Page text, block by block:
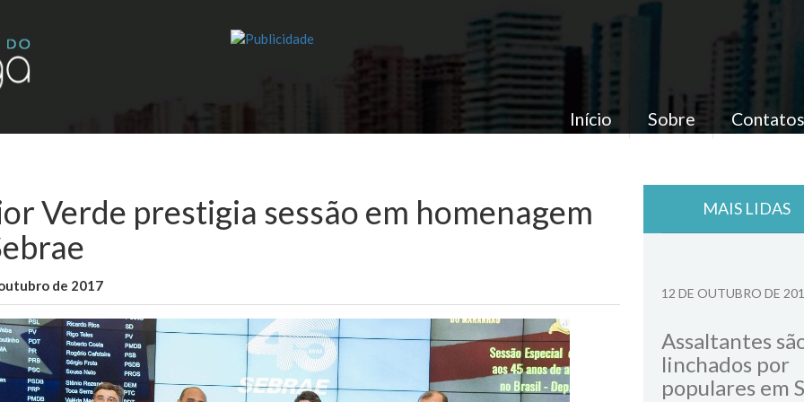
Início Sobre Contatos
Verde prestigia sessão em homenagem
de 2017
MAIS LIDAS
12 DE OUTUBRO DE
Assaltantes
linchados por
populares em